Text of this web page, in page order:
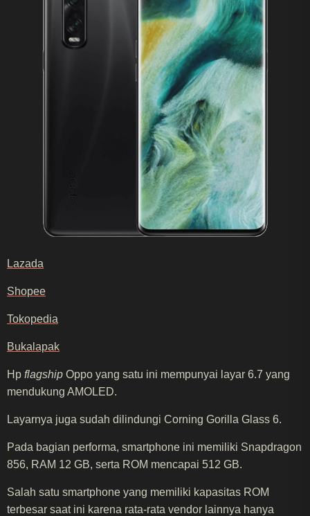
Lazada
Shopee
Tokopedia
Bukalapak
Hp flagship Oppo yang satu ini mempunyai layar 6.7 yang
mendukung AMOLED.
Layarnya juga sudah dilindungi Corning Gorilla Glass 6.
Pada bagian performa, smartphone ini memiliki Snapdragon
856, RAM 12 GB, serta ROM mencapai 512 GB.
Salah satu smartphone yang memiliki kapasitas ROM
terbesar saat ini karena rata-rata vendor lainnya hanya